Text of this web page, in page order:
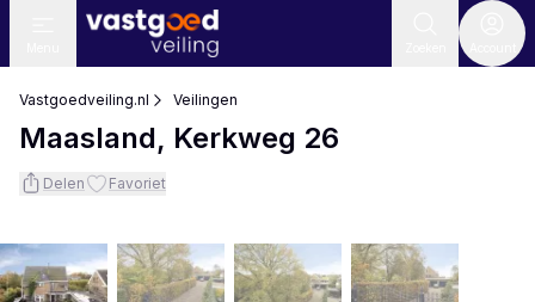
Vastgoedveiling.nl Veilingen
Maasland, Kerkweg 26
Delen Favoriet